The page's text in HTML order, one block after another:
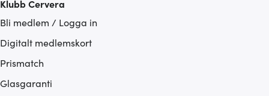
Klubb Cervera
Bli medlem / Logga in
Digitalt medlemskort
Prismatch
Glasgaranti